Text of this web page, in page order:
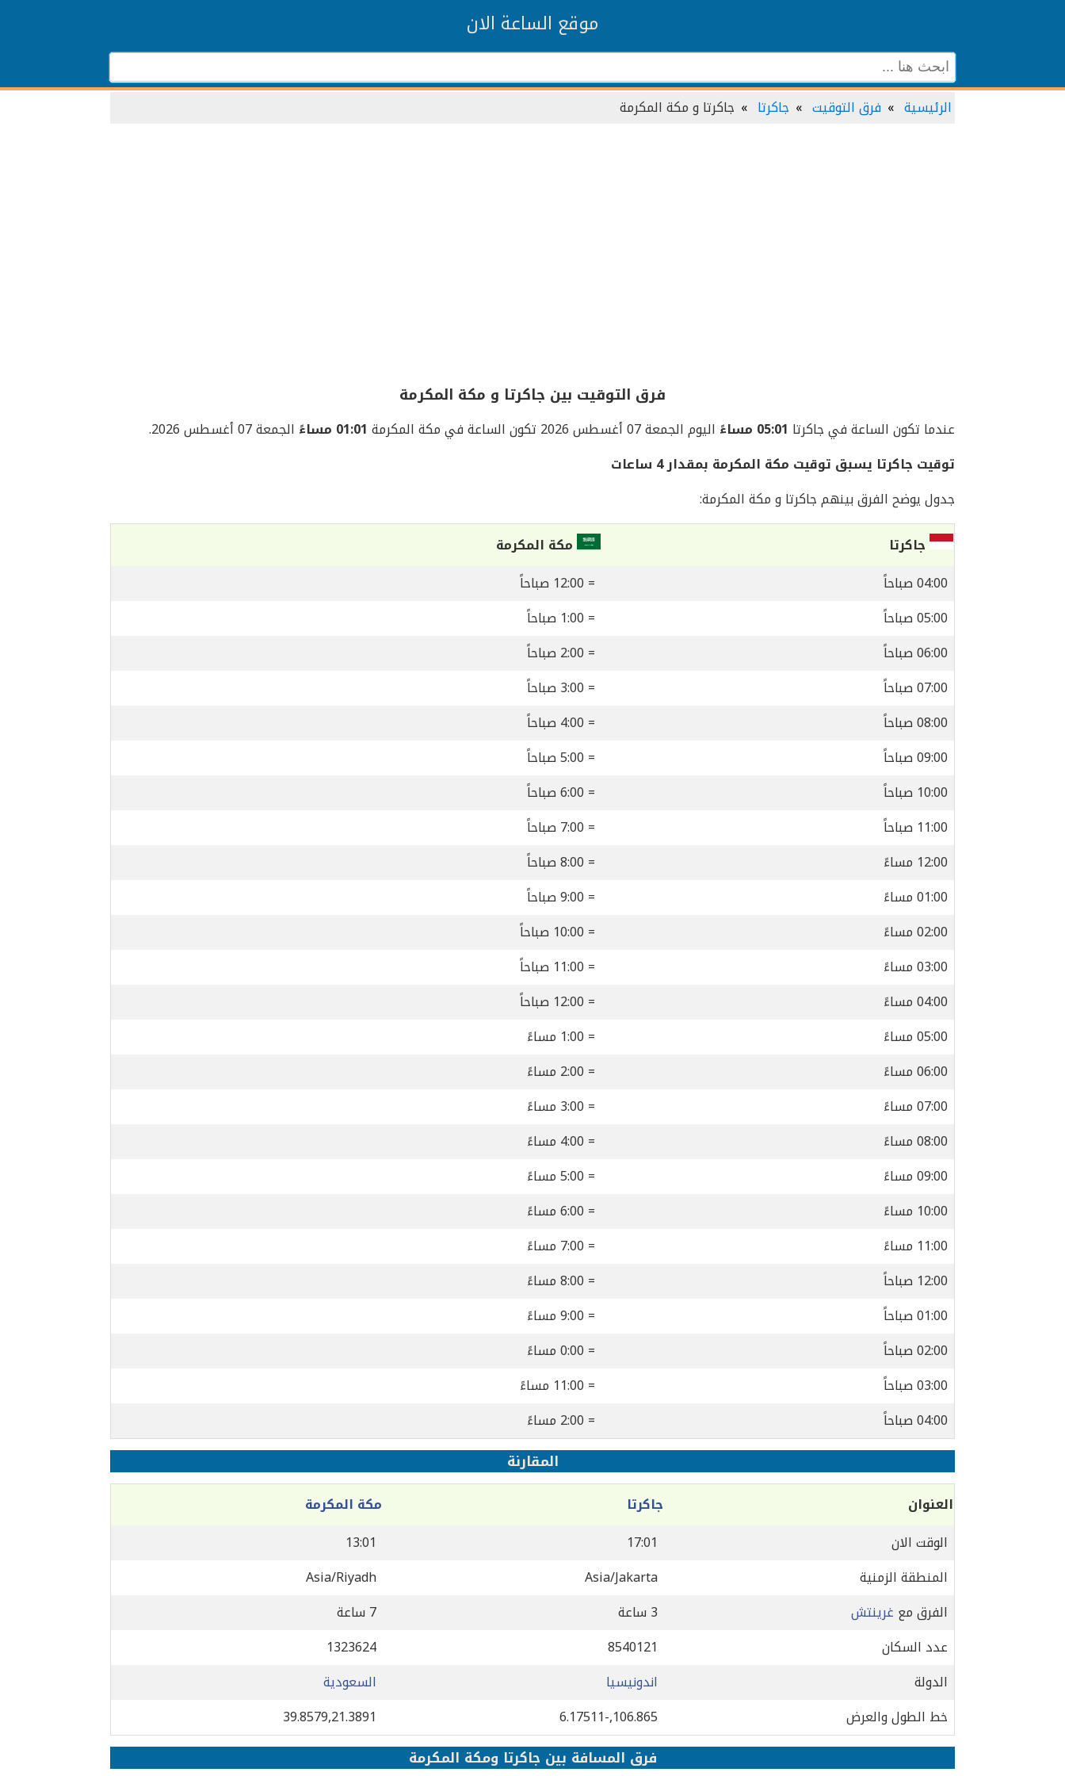
موقع الساعة الان
الرئيسية فرق التوقيت جاكرتا جاكرتا و مكة المكرمة
فرق التوقيت بين جاكرتا و مكة المكرمة
عندما تكون الساعة في جاكرتا 05:01 مساءً اليوم الجمعة 07 أغسطس 2026 تكون الساعة في مكة المكرمة 01:01 مساءً
الجمعة 07 أغسطس 2026.
توقيت جاكرتا يسبق توقيت مكة المكرمة بمقدار 4 ساعات
جدول يوضح الفرق بينهم جاكرتا و مكة المكرمة:
جاكرتا
مكة المكرمة
04:00 صباحاً
= 12:00 صباحاً
05:00 صباحاً
= 1:00 صباحاً
06:00 صباحاً
= 2:00 صباحاً
07:00 صباحاً
= 3:00 صباحاً
08:00 صباحاً
= 4:00 صباحاً
09:00 صباحاً
= 5:00 صباحاً
10:00 صباحاً
= 6:00 صباحاً
11:00 صباحاً
= 7:00 صباحاً
12:00 مساءً
= 8:00 صباحاً
01:00 مساءً
= 9:00 صباحاً
02:00 مساءً
= 10:00 صباحاً
03:00 مساءً
= 11:00 صباحاً
04:00 مساءً
= 12:00 صباحاً
05:00 مساءً
= 1:00 مساءً
06:00 مساءً
= 2:00 مساءً
07:00 مساءً
= 3:00 مساءً
08:00 مساءً
= 4:00 مساءً
09:00 مساءً
= 5:00 مساءً
10:00 مساءً
= 6:00 مساءً
11:00 مساءً
= 7:00 مساءً
12:00 صباحاً
= 8:00 مساءً
01:00 صباحاً
= 9:00 مساءً
02:00 صباحاً
= 0:00 مساءً
03:00 صباحاً
= 11:00 مساءً
04:00 صباحاً
= 2:00 مساءً
المقارنة
العنوان جاكرتا
مكة المكرمة
الوقت الان
17:01
13:01
المنطقة الزمنية
Asia/Jakarta
Asia/Riyadh
الفرق مع غرينتش 3 ساعة
7 ساعة
عدد السكان
8540121
1323624
الدولة
اندونيسيا
السعودية
خط الطول والعرض
106.865,-6.17511
39.8579,21.3891
فرق المسافة بين جاكرتا ومكة المكرمة